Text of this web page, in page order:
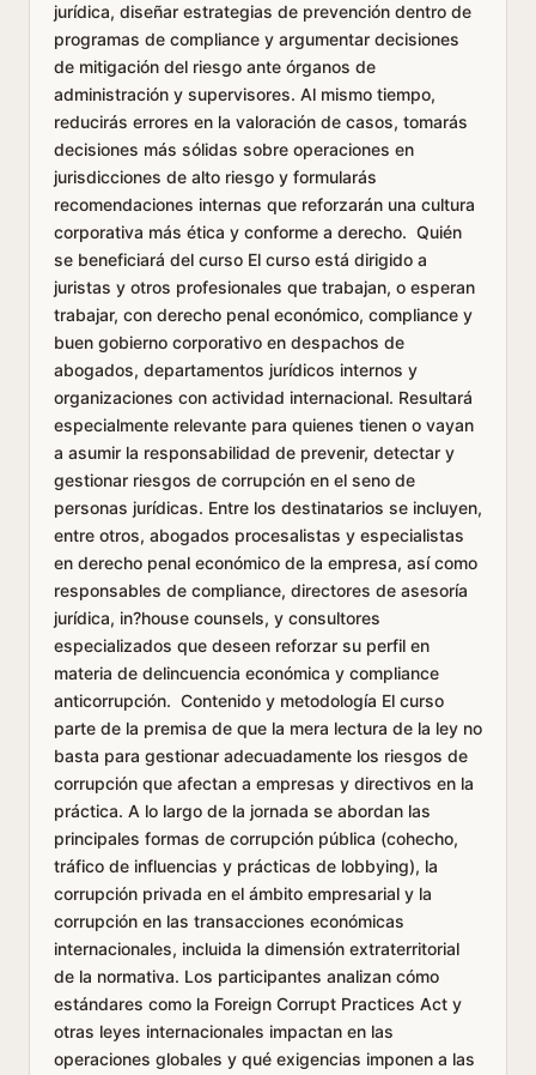
jurídica, diseñar estrategias de prevención dentro de
programas de compliance y argumentar decisiones
de mitigación del riesgo ante órganos de
administración y supervisores. Al mismo tiempo,
reducirás errores en la valoración de casos, tomarás
decisiones más sólidas sobre operaciones en
jurisdicciones de alto riesgo y formularás
recomendaciones internas que reforzarán una cultura
corporativa más ética y conforme a derecho. Quién
se beneficiará del curso El curso está dirigido a
juristas y otros profesionales que trabajan, o esperan
trabajar, con derecho penal económico, compliance y
buen gobierno corporativo en despachos de
abogados, departamentos jurídicos internos y
organizaciones con actividad internacional. Resultará
especialmente relevante para quienes tienen o vayan
a asumir la responsabilidad de prevenir, detectar y
gestionar riesgos de corrupción en el seno de
personas jurídicas. Entre los destinatarios se incluyen,
entre otros, abogados procesalistas y especialistas
en derecho penal económico de la empresa, así como
responsables de compliance, directores de asesoría
jurídica, in?house counsels, y consultores
especializados que deseen reforzar su perfil en
materia de delincuencia económica y compliance
anticorrupción. Contenido y metodología El curso
parte de la premisa de que la mera lectura de la ley no
basta para gestionar adecuadamente los riesgos de
corrupción que afectan a empresas y directivos en la
práctica. A lo largo de la jornada se abordan las
principales formas de corrupción pública (cohecho,
tráfico de influencias y prácticas de lobbying), la
corrupción privada en el ámbito empresarial y la
corrupción en las transacciones económicas
internacionales, incluida la dimensión extraterritorial
de la normativa. Los participantes analizan cómo
estándares como la Foreign Corrupt Practices Act y
otras leyes internacionales impactan en las
operaciones globales y qué exigencias imponen a las